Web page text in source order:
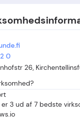
0
26,
er 3 ud af 7 bedste